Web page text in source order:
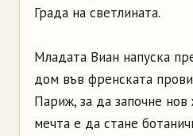
Града на светлината.
Младата Виан напуска
дом във френската
Париж, за да започне нов
мечта е да стане